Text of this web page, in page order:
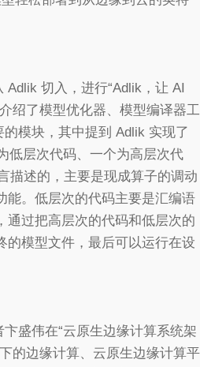
切入，进行“Adlik，让 AI
绍了模型优化器、模型编译器工
模块，其中提到 Adlik 实现了
低层次代码、一个为高层次代
描述的，主要是现成算子的调动
能。低层次的代码主要是汇编语
通过把高层次的代码和低层次的
的模型文件，最后可以运行在设
盛伟在“云原生边缘计算系统架
的边缘计算、云原生边缘计算平